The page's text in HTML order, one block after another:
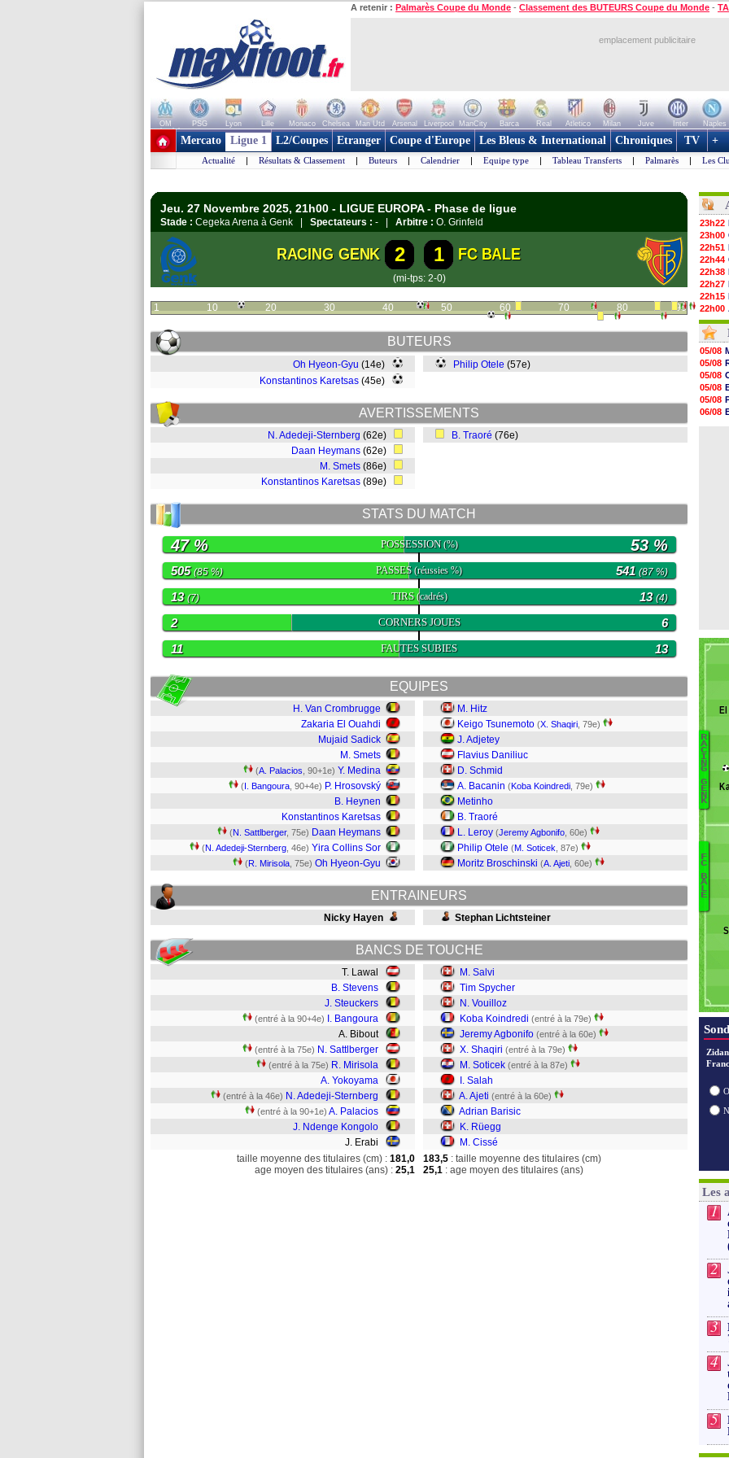
A retenir : Palmarès Coupe du Monde - Classement des BUTEURS Coupe du Monde -
emplacement publicitaire
OM PSG Lyon Lille Monaco Chelsea Man Utd Arsenal Liverpool ManCity Barca Real Atletico Milan Juve Inter Naples
+ de clubs
Mercato Ligue 1 L2/Coupes Etranger Coupe d'Europe Les Bleus & International Chroniques TV +
Actualité | Résultats & Classement | Buteurs | Calendrier | Equipe type | Tableau Transferts | Palmarès | Les
Jeu. 27 Novembre 2025, 21h00 - LIGUE EUROPA - Phase de ligue
Stade : Cegeka Arena à Genk | Spectateurs : - | Arbitre : O. Grinfeld
RACING GENK 2 1 FC BALE
(mi-tps: 2-0)
1 10 20 30 40 50 60 70 80 90
BUTEURS
Oh Hyeon-Gyu (14e)
Konstantinos Karetsas (45e)
Philip Otele (57e)
AVERTISSEMENTS
N. Adedeji-Sternberg (62e)
Daan Heymans (62e)
M. Smets (86e)
Konstantinos Karetsas (89e)
B. Traoré (76e)
STATS DU MATCH
POSSESSION(%)
47 % 53 %
PASSES(réussies %)
505(85 %) 541 (87 %)
TIRS(cadrés)
13(7) 13(4)
CORNERS JOUES
2 6
FAUTES SUBIES
11 13
EQUIPES
H. Van Crombrugge
Zakaria El Ouahdi
Mujaid Sadick
M. Smets
(A. Palacios , 90+1e) Y. Medina
(I. Bangoura , 90+4e) P. Hrosovský
B. Heynen
Konstantinos Karetsas
(N. Sattlberger, 75e) Daan Heymans
(N. Adedeji-Sternberg , 46e) Yira Collins Sor
(R. Mirisola , 75e) Oh Hyeon-Gyu
M. Hitz
Keigo Tsunemoto (X. Shaqiri , 79e)
J. Adjetey
Flavius Daniliuc
D. Schmid
A. Bacanin (Koba Koindredi , 79e)
Metinho
B. Traoré
L. Leroy (Jeremy Agbonifo , 60e)
Philip Otele (M. Soticek , 87e)
Moritz Broschinski (A. Ajeti , 60e)
ENTRAINEURS
Nicky Hayen Stephan Lichtsteiner
BANCS DE TOUCHE
T. Lawal
B. Stevens
J. Steuckers
(entré à la 90+4e)
I. Bangoura
A. Bibout
(entré à la 75e) N. Sattlberger
(entré à la 75e) R. Mirisola
A. Yokoyama
(entré à la 46e) N. Adedeji-Sternberg
(entré à la 90+1e) A. Palacios
J. Ndenge Kongolo
J. Erabi
M. Salvi
Tim Spycher
N. Vouilloz
Koba Koindredi (entré à la 79e)
Jeremy Agbonifo (entré à la 60e)
X. Shaqiri (entré à la 79e)
M. Soticek (entré à la 87e)
I. Salah
A. Ajeti (entré à la 60e)
Adrian Barisic
K. Rüegg
M. Cissé
taille moyenne des titulaires (cm) : 181,0
age moyen des titulaires (ans) : 25,1
183,5 : taille moyenne des titulaires (cm)
25,1 : age moyen des titulaires (ans)
23h22
23h00
22h51
22h44
22h38
22h27
22h15
22h00
21h48
21h39
21h26
21h05
20h47
20h30
20h18
20h04
19h47
05/08
05/08
05/08
05/08
05/08
06/08
R
A
C
I
N
G
G
E
N
K
F
C
B
A
L
E
Les
1
2
3
4
5